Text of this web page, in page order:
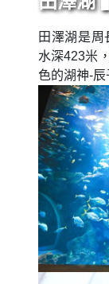
田澤湖是
水深423米
色的湖神-辰